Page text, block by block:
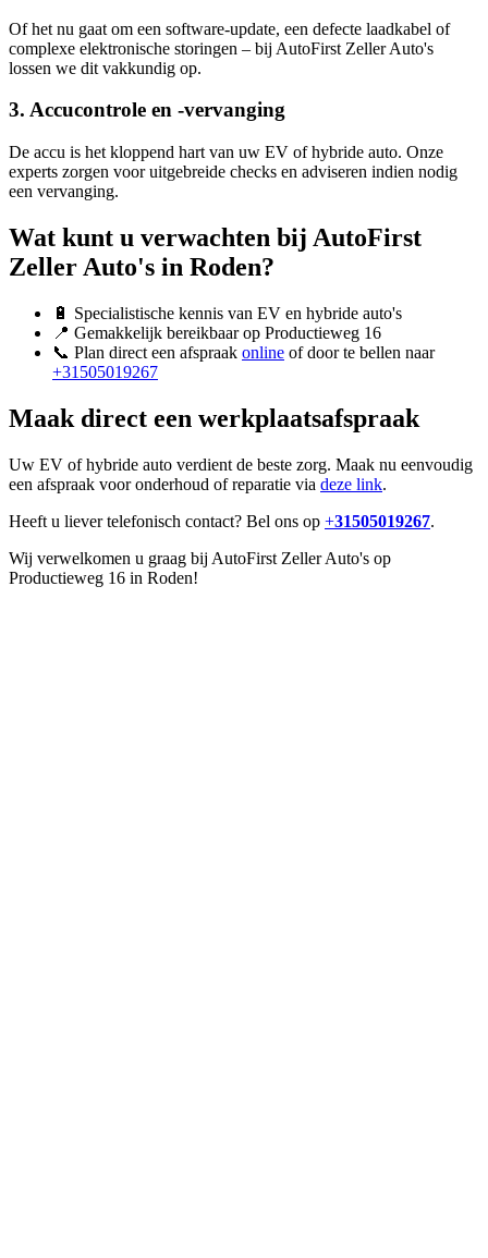
Of het nu gaat om een software-update, een defecte laadkabel of
complexe elektronische storingen – bij AutoFirst Zeller Auto's
lossen we dit vakkundig op.
3. Accucontrole en -vervanging
De accu is het kloppend hart van uw EV of hybride auto. Onze
experts zorgen voor uitgebreide checks en adviseren indien nodig
een vervanging.
Wat kunt u verwachten bij AutoFirst
Zeller Auto's in Roden?
🔋 Specialistische kennis van EV en hybride auto's
📍 Gemakkelijk bereikbaar op Productieweg 16
📞 Plan direct een afspraak online of door te bellen naar
+31505019267
Maak direct een werkplaatsafspraak
Uw EV of hybride auto verdient de beste zorg. Maak nu eenvoudig
een afspraak voor onderhoud of reparatie via deze link.
Heeft u liever telefonisch contact? Bel ons op +31505019267.
Wij verwelkomen u graag bij AutoFirst Zeller Auto's op
Productieweg 16 in Roden!